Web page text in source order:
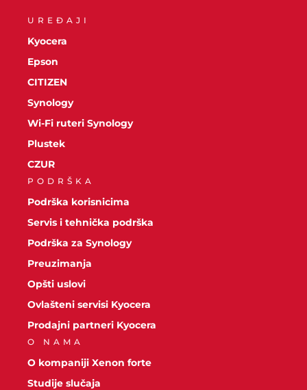
UREĐAJI
Kyocera
Epson
CITIZEN
Synology
Wi-Fi ruteri Synology
Plustek
CZUR
PODRŠKA
Podrška korisnicima
Servis i tehnička podrška
Podrška za Synology
Preuzimanja
Opšti uslovi
Ovlašteni servisi Kyocera
Prodajni partneri Kyocera
O NAMA
O kompaniji Xenon forte
Studije slučaja